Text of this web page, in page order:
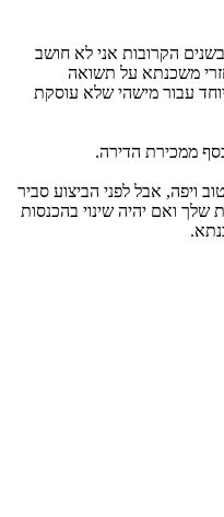
הקרובות אני לא חושב
משכנתא על תשואה
עבור מישהי שלא עוסקת
ממכירת הדירה.
ויפה, אבל לפני הביצוע סביר
ואם יהיה שינוי בהכנסות